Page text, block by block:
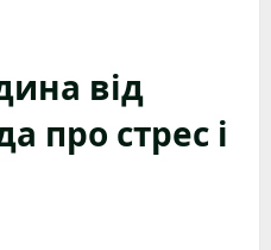
від
про стрес і